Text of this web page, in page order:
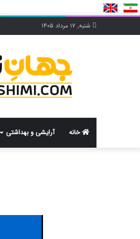
شنبه, ۱۷ مرداد ۱۴۰۵
خانه آرایشی و بهداشتی